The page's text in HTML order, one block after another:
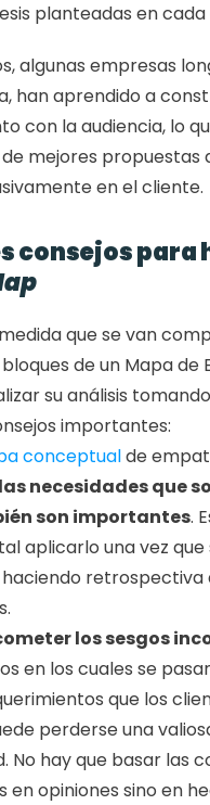
planteadas en cada
algunas empresas
han aprendido a
con la audiencia, lo
mejores propuestas
en el cliente.
que se van
de un Mapa de
su análisis
importantes:
conceptual
necesidades que
son importantes.
aplicarlo una vez
retrospectiva
los sesgos
en los cuales se
que los
perderse una
No hay que basar las
en opiniones sino en